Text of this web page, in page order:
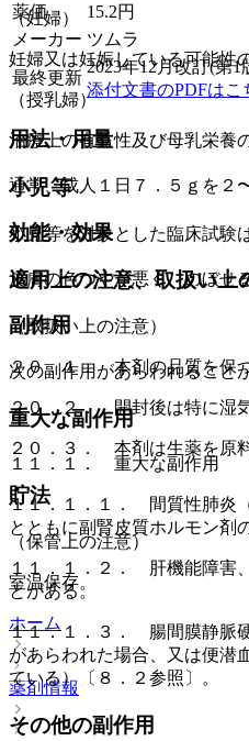
（妊婦）
妊婦又は妊娠している可能性
（授乳婦）
治療上の有益性及び母乳栄養
小児等
小児等を対象とした臨床試験
適用上の注意、取扱い上
（取扱い上の注意）
２０．１． 本剤の品質を保
２０．２． 開封後は特に湿
２０．３． 本剤は生薬を原
貯法
（保管上の注意）
室温保存。
ホーム
薬剤情報
薬価
15.2円
メーカー ツムラ
最終更新
2023年12月改訂(第1
添付文書のPDFはこ
用法・用量
通常、成人１日７．５ｇを２
効能・効果
皮膚の色つやが悪く、のぼせ
副作用
次の副作用があらわれること
重大な副作用
１１．１． 重大な副作用
１１．１．１． 間質性肺炎
とともに副腎皮質ホルモン剤
１１．１．２． 肝機能障害
とがある。
１１．１．３． 腸間膜静脈
があらわれた場合、又は便潜
ている）〔８．２参照〕。
その他の副作用